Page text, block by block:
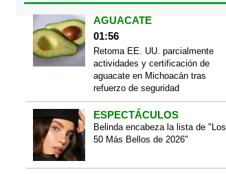
AGUACATE
01:56
Retoma EE. UU. parcialmente
actividades y certificación de
aguacate en Michoacán tras
refuerzo de seguridad
ESPECTÁCULOS
Belinda encabeza la lista de "Los
50 Más Bellos de 2026"